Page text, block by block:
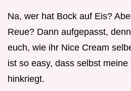
Na, wer hat Bock auf Eis?
Reue? Dann aufgepasst,
euch, wie ihr Nice Cream
ist so easy, dass selbst
hinkriegt.